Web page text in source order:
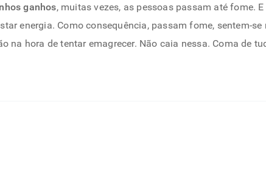
ganhos, muitas vezes, as pessoas passam até fome.
energia. Como consequência, passam fome, sentem-
na hora de tentar emagrecer. Não caia nessa. Coma de